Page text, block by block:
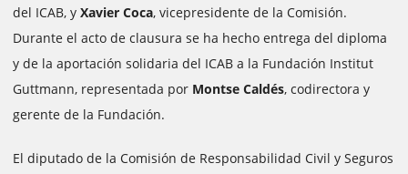
del ICAB, y Xavier Coca, vicepresidente de la Comisión.
Durante el acto de clausura se ha hecho entrega del diploma
y de la aportación solidaria del ICAB a la Fundación Institut
Guttmann, representada por Montse Caldés, codirectora y
gerente de la Fundación.
El diputado de la Comisión de Responsabilidad Civil y Seguros